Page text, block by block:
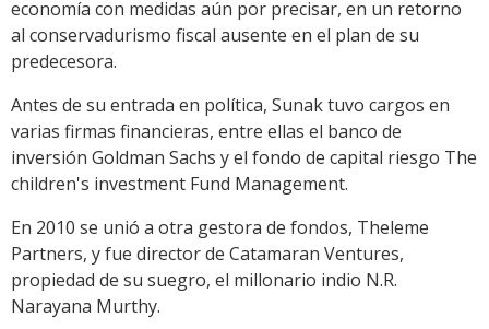
economía con medidas aún por precisar, en un retorno
al conservadurismo fiscal ausente en el plan de su
predecesora.
Antes de su entrada en política, Sunak tuvo cargos en
varias firmas financieras, entre ellas el banco de
inversión Goldman Sachs y el fondo de capital riesgo The
children's investment Fund Management.
En 2010 se unió a otra gestora de fondos, Theleme
Partners, y fue director de Catamaran Ventures,
propiedad de su suegro, el millonario indio N.R.
Narayana Murthy.